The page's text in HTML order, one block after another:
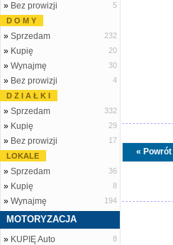
» Bez prowizji
5
D O M Y
» Sprzedam 232
» Kupię 20
» Wynajmę 30
» Bez prowizji
4
D Z I A Ł K I
» Sprzedam 332
» Kupię 29
» Bez prowizji
17
LOKALE
» Sprzedam 36
» Kupię 8
» Wynajmę 194
MOTORYZACJA
» KUPIĘ Auto 8
« Powrót